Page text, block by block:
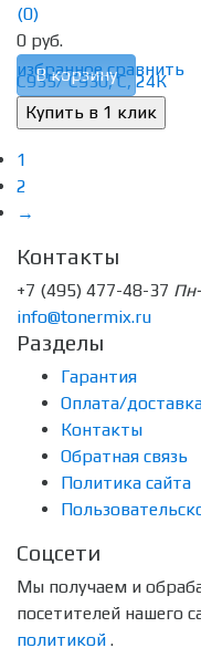
избранное сравнить
(0)
0 руб.
В корзину
1
2
→
Контакты
+7 (495) 477-48-37
info@tonermix.ru
Разделы
Гарантия
Оплата/
Контакты
Обратная связь
Политика сайта
Соцсети
Мы получаем и
посетителей нашего
политикой .